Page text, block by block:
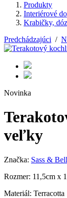
Produkty
Interiérové
Krabičky,
Predchádzajúci /
Novinka
veľky
Značka: Sass &
Rozmer: 11,5cm x
Materiál: Terracotta